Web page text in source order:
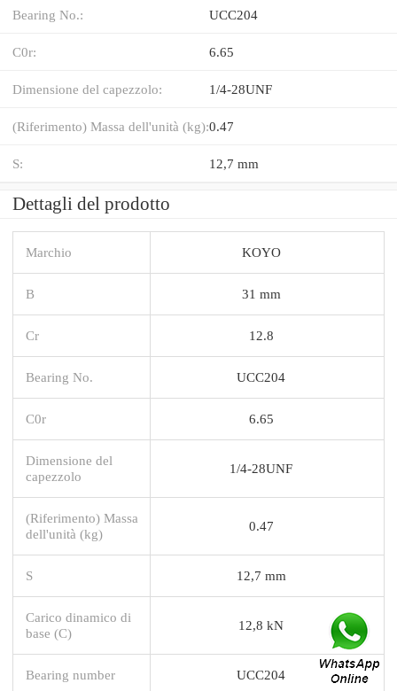
Bearing No.: UCC204
C0r: 6.65
Dimensione del capezzolo: 1/4-28UNF
(Riferimento) Massa dell'unità (kg):0.47
S: 12,7 mm
Dettagli del prodotto
Marchio KOYO
B 31 mm
Cr 12.8
Bearing No. UCC204
C0r 6.65
Dimensione del
capezzolo
1/4-28UNF
(Riferimento) Massa
dell'unità (kg)
0.47
S 12,7 mm
Carico dinamico di
base (C)
12,8 kN
Bearing number UCC204